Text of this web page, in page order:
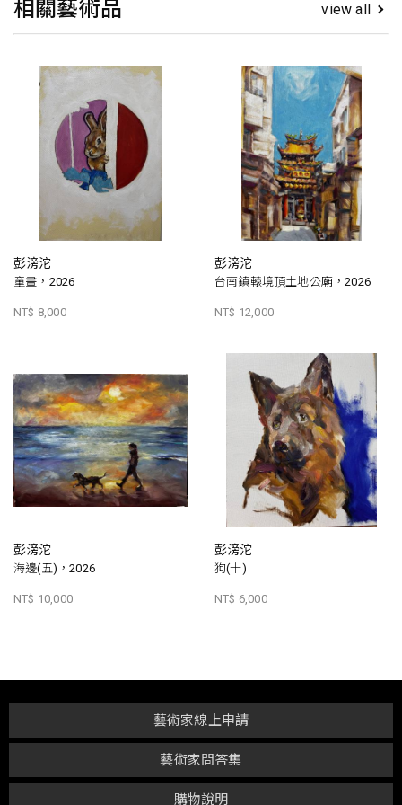
相關藝術品 view all
彭滂沱
童畫，2026
NT$ 8,000
彭滂沱
台南鎮轅境頂土地公廟，2026
NT$ 12,000
彭滂沱
海邊(五)，2026
NT$ 10,000
彭滂沱
狗(十)
NT$ 6,000
購物說明
藝術家問答集
藝術家線上申請